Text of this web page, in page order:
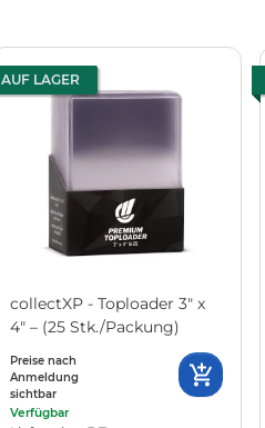
collectXP - Toploader 3" x
4" – (25 Stk./Packung)
AUF LAGER
Preise nach
Anmeldung
sichtbar
Verfügbar